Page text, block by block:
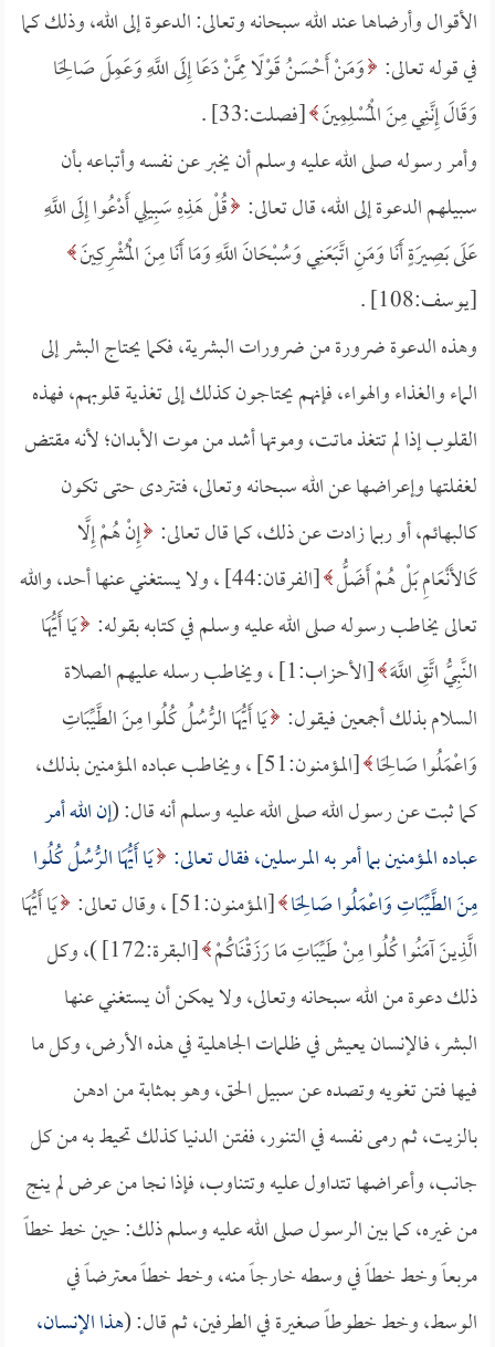
الأقوال وأرضاها عند الله سبحانه وتعالى: الدعوة إلى الله، وذلك كما
في قوله تعالى: وَمَنْ أَحْسَنُ قَوْلًا مِمَّنْ دَعَا إِلَى اللَّهِ وَعَمِلَ صَالِحًا
وَقَالَ إِنَّنِي مِنَ الْمُسْلِمِينَ [فصلت:33] .
وأمر رسوله صلى الله عليه وسلم أن يخبر عن نفسه وأتباعه بأن
سبيلهم الدعوة إلى الله، قال تعالى: قُلْ هَذِهِ سَبِيلِي أَدْعُوا إِلَى اللَّهِ
عَلَى بَصِيرَةٍ أَنَا وَمَنِ اتَّبَعَنِي وَسُبْحَانَ اللَّهِ وَمَا أَنَا مِنَ الْمُشْرِكِينَ
[يوسف:108] .
وهذه الدعوة ضرورة من ضرورات البشرية، فكما يحتاج البشر إلى
الماء والغذاء والهواء، فإنهم يحتاجون كذلك إلى تغذية قلوبهم، فهذه
القلوب إذا لم تتغذ ماتت، وموتها أشد من موت الأبدان؛ لأنه مقتض
لغفلتها وإعراضها عن الله سبحانه وتعالى، فتتردى حتى تكون
كالبهائم، أو ربما زادت عن ذلك، كما قال تعالى: إِنْ هُمْ إِلَّا
كَالأَنْعَامِ بَلْ هُمْ أَضَلُّ
[الفرقان:44] ، ولا يستغني عنها أحد، والله
تعالى يخاطب رسوله صلى الله عليه وسلم في كتابه بقوله: يَا أَيُّهَا
النَّبِيُّ اتَّقِ اللَّهَ
[الأحزاب:1] ، ويخاطب رسله عليهم الصلاة
السلام بذلك أجمعين فيقول: يَا أَيُّهَا الرُّسُلُ كُلُوا مِنَ الطَّيِّبَاتِ
وَاعْمَلُوا صَالِحًا
[المؤمنون:51] ، ويخاطب عباده المؤمنين بذلك،
كما ثبت عن رسول الله صلى الله عليه وسلم أنه قال: (إن الله أمر
عباده المؤمنين بما أمر به المرسلين، فقال تعالى: يَا أَيُّهَا الرُّسُلُ كُلُوا
مِنَ الطَّيِّبَاتِ وَاعْمَلُوا صَالِحًا [المؤمنون:51] ، وقال تعالى:
يَا أَيُّهَا
الَّذِينَ آمَنُوا كُلُوا مِنْ طَيِّبَاتِ مَا رَزَقْنَاكُمْ
[البقرة:172] )، وكل
ذلك دعوة من الله سبحانه وتعالى، ولا يمكن أن يستغني عنها
البشر، فالإنسان يعيش في ظلمات الجاهلية في هذه الأرض، وكل ما
فيها فتن تغويه وتصده عن سبيل الحق، وهو بمثابة من ادهن
بالزيت، ثم رمى نفسه في التنور، ففتن الدنيا كذلك تحيط به من كل
جانب، وأعراضها تتداول عليه وتتناوب، فإذا نجا من عرض لم ينج
من غيره، كما بين الرسول صلى الله عليه وسلم ذلك: حين خط خطاً
مربعاً وخط خطاً في وسطه خارجاً منه، وخط خطاً معترضاً في
الوسط، وخط خطوطاً صغيرة في الطرفين، ثم قال: (هذا الإنسان،